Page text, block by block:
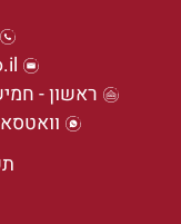
ראשון - חמישי 10:30-19:30. שישי
וואטסאפ